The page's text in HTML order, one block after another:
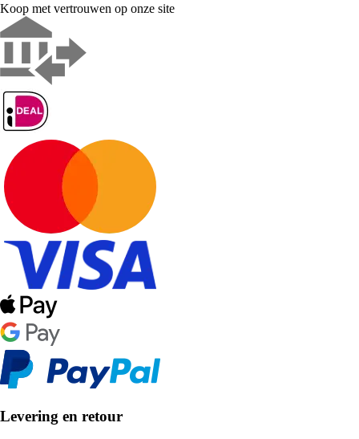
Koop met vertrouwen op onze site
Levering en retour